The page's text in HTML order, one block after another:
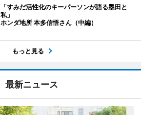
「すみだ活性化のキーパーソンが語る墨田と
私」
ホンダ地所 本多信悟さん（中編）
もっと見る
最新ニュース